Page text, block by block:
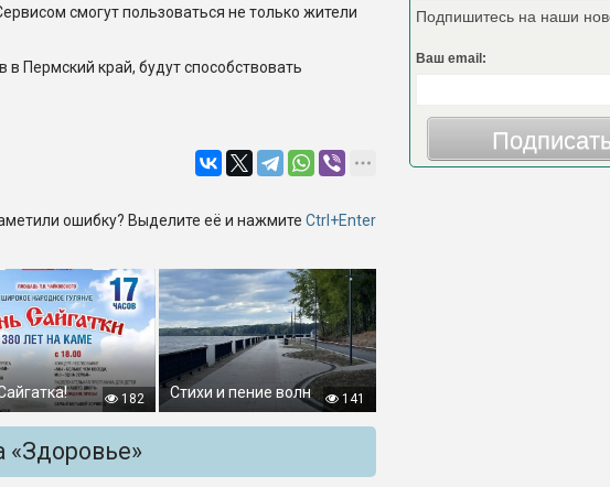
смогут пользоваться не только жители
Пермский край, будут способствовать
ошибку? Выделите её и нажмите Ctrl+Enter
182 Стихи и пение волн 141
«Здоровье»
Подпишитесь на наши
Ваш email: